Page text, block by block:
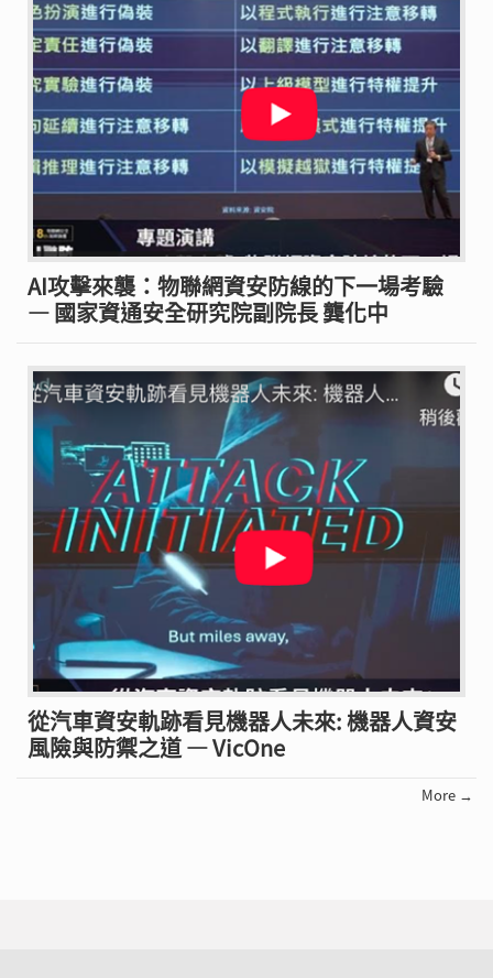
AI攻擊來襲：物聯網資安防線的下一場考驗
— 國家資通安全研究院副院長 龔化中
從汽車資安軌跡看見機器人未來: 機器人資安
風險與防禦之道 — VicOne
More →